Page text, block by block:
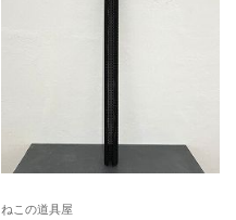
ねこの道具屋